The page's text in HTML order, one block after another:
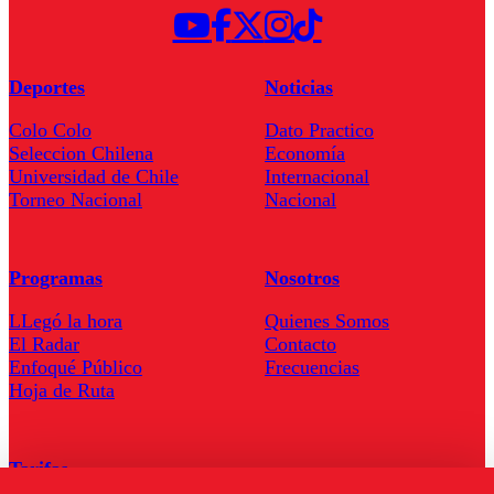
Deportes
Colo Colo
Seleccion Chilena
Universidad de Chile
Torneo Nacional
Noticias
Dato Practico
Economía
Internacional
Nacional
Programas
LLegó la hora
El Radar
Enfoqué Público
Hoja de Ruta
Nosotros
Quienes Somos
Contacto
Frecuencias
Tarifas